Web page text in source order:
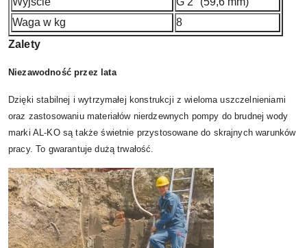
Waga w kg
8
Zalety
Niezawodność przez lata
Dzięki stabilnej i wytrzymałej konstrukcji z wieloma uszczelnieniami
oraz zastosowaniu materiałów nierdzewnych pompy do brudnej wody
marki AL‑KO są także świetnie przystosowane do skrajnych warunków
pracy. To gwarantuje dużą trwałość.